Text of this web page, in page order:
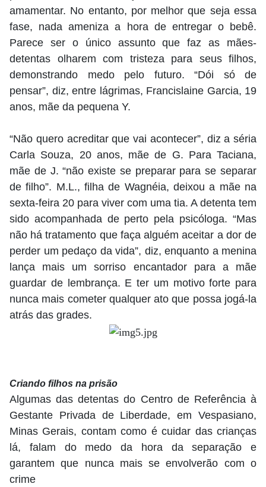
amamentar. No entanto, por melhor que seja essa
fase, nada ameniza a hora de entregar o bebê.
Parece ser o único assunto que faz as mães-
detentas olharem com tristeza para seus filhos,
demonstrando medo pelo futuro. “Dói só de
pensar”, diz, entre lágrimas, Francislaine Garcia, 19
anos, mãe da pequena Y.
“Não quero acreditar que vai acontecer”, diz a séria
Carla Souza, 20 anos, mãe de G. Para Taciana,
mãe de J. “não existe se preparar para se separar
de filho”. M.L., filha de Wagnéia, deixou a mãe na
sexta-feira 20 para viver com uma tia. A detenta tem
sido acompanhada de perto pela psicóloga. “Mas
não há tratamento que faça alguém aceitar a dor de
perder um pedaço da vida”, diz, enquanto a menina
lança mais um sorriso encantador para a mãe
guardar de lembrança. E ter um motivo forte para
nunca mais cometer qualquer ato que possa jogá-la
atrás das grades.
Criando filhos na prisão
Algumas das detentas do Centro de Referência à
Gestante Privada de Liberdade, em Vespasiano,
Minas Gerais, contam como é cuidar das crianças
lá, falam do medo da hora da separação e
garantem que nunca mais se envolverão com o
crime